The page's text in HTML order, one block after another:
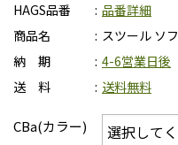
HAGS品番
品番詳細
商品名
スツール ソ
納 期
4-6営業日後
送 料
送料無料
CBa(カラー)